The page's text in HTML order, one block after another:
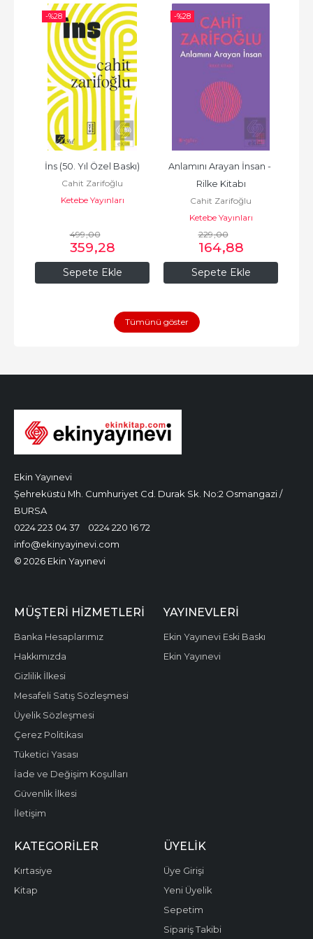
-%28
Sepete Ekle
İns (50. Yıl Özel Baskı)
Cahit Zarifoğlu
Ketebe Yayınları
499,00
359,28
-%28
Sepete Ekle
Anlamını Arayan İnsan -
Rilke Kitabı
Cahit Zarifoğlu
Ketebe Yayınları
229,00
164,88
Tümünü göster
Ekin Yayınevi
Şehreküstü Mh. Cumhuriyet Cd. Durak Sk. No:2 Osmangazi /
BURSA
0224 223 04 37
0224 220 16 72
info@ekinyayinevi.com
© 2026 Ekin Yayınevi
MÜŞTERI HIZMETLERI
Banka Hesaplarımız
Hakkımızda
Gizlilik İlkesi
Mesafeli Satış Sözleşmesi
Üyelik Sözleşmesi
Çerez Politikası
Tüketici Yasası
İade ve Değişim Koşulları
Güvenlik İlkesi
İletişim
YAYINEVLERI
Ekin Yayınevi Eski Baskı
Ekin Yayınevi
KATEGORILER
Kırtasiye
Kitap
ÜYELIK
Üye Girişi
Yeni Üyelik
Sepetim
Sipariş Takibi